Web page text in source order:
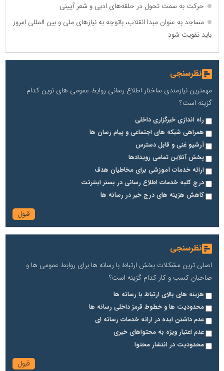
حرکت به سمت تحول در حلقه‌های ادبی و شعر آیینی
مساجد به عنوان مبدا انقلاب، باتوجه به نیازهای ملی و بین المللی امروز
باید تقویت شود
نظرسنجی
مهمترین نیازمندی ساختار اطلاع رسانی روابط عمومی های نوین کدام
گزینه است؟
راه اندازی خبرگزاری داخلی
همراهی شبکه های اجتماعی و پیام رسان ها
آرشیو غنی و قابل دسترس
پخش آنلاین تمامی رویدادها
ارائه خدمات آموزشی برای مخاطیان هدف
درج کلیه خدمات اطلاع رسانی در بستر اینترنت
کاهش هزینه های درج خبر در رسانه ها
نظرسنجی
اصلی ترین مشکلات بخش ارتباط با رسانه ها برای روابط عمومی ها و
صاحبان کسب و کار کدام گزینه است؟
هزینه های بالای ارتباط با رسانه ها
محدودیت ها و خطوط قرمز داخلی رسانه ها
عدم داشتن ایده در ارائه خدمات رسانه ای
عدم اعتبار ویژه به محتواهای خبری
محدودیت در انتشار محتوا